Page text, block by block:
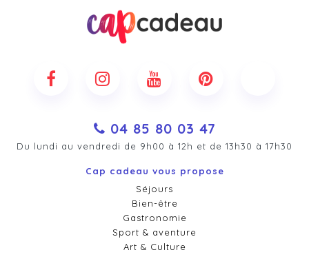
04 85 80 03 47
Du lundi au vendredi de 9h00 à 12h et de 13h30 à 17h30
Cap cadeau vous propose
Séjours
Bien-être
Gastronomie
Sport & aventure
Art & Culture